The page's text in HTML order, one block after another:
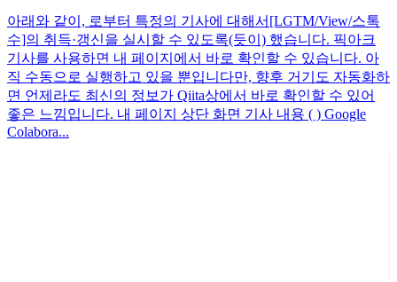
아래와 같이, 로부터 특정의 기사에 대해서[LGTM/View/스톡
수]의 취득·갱신을 실시할 수 있도록(듯이) 했습니다. 픽아크
기사를 사용하면 내 페이지에서 바로 확인할 수 있습니다. 아
직 수동으로 실행하고 있을 뿐입니다만, 향후 거기도 자동화하
면 언제라도 최신의 정보가 Qiita상에서 바로 확인할 수 있어
좋은 느낌입니다. 내 페이지 상단 화면 기사 내용 ( ) Google
Colabora...